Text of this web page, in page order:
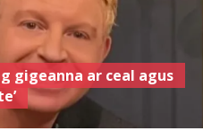
gigeanna ar ceal agus